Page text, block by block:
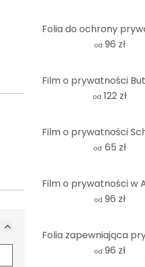
od 96 zł
od 122 zł
od 65 zł
od 96 zł
od 96 zł